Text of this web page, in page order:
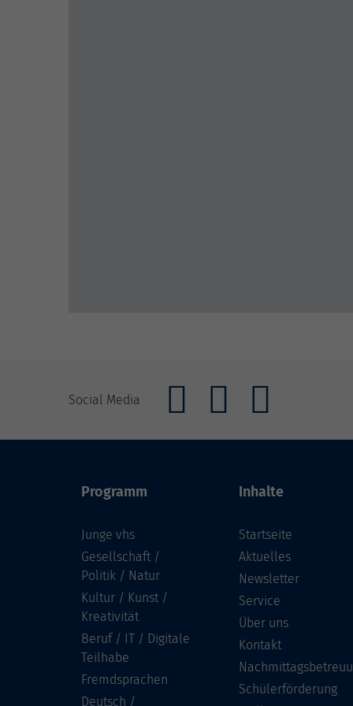
Social Media
Programm
Junge vhs
Gesellschaft /
Politik / Natur
Kultur / Kunst /
Kreativität
Beruf / IT / Digitale
Teilhabe
Fremdsprachen
Deutsch /
Inhalte
Startseite
Aktuelles
Newsletter
Service
Über uns
Kontakt
Schülerförderung